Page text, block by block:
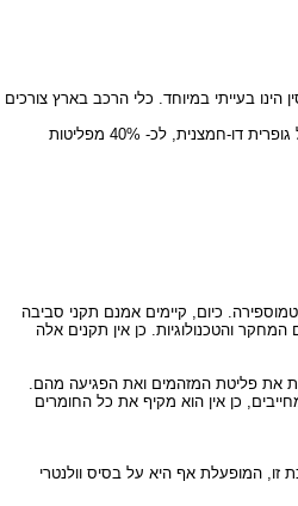
הינו בעייתי במיוחד. כלי הרכב בארץ צורכים
לא פחות מדאיגה היא פליטת זיהום האוויר ממקורות נייחים, כך לדוגמא מנתוני הלשכה המרכזית לסטטיסטיקה עולה כי בשנת 2000 תחנות הכוח בארץ היו אחראיות לכ- 70% מהפליטה הכללית השנתית של גופרית דו-חמצנית, לכ- 40% מפליטות
כיום, קיימים אמנם תקני סביבה
והטכנולוגיות. כן אין תקנים אלה
את פליטת המזהמים ואת הפגיעה מהם.
וללא כללים מחייבים, כן אין הוא מקיף את כל החומרים
זו, המופעלת אף היא על בסיס וולנטרי